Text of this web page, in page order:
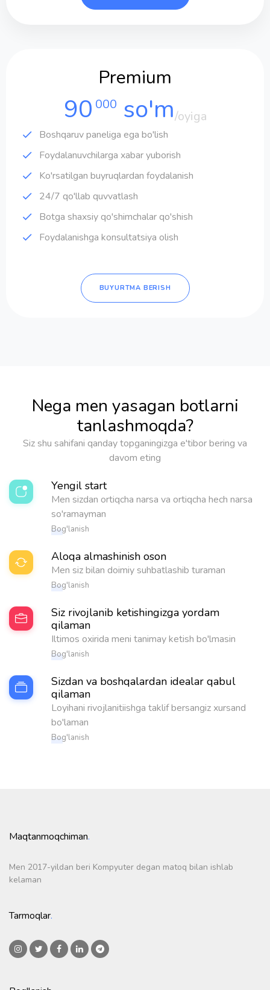
Premium
90 000 so'm/oyiga
Boshqaruv paneliga ega bo'lish
Foydalanuvchilarga xabar yuborish
Ko'rsatilgan buyruqlardan foydalanish
24/7 qo'llab quvvatlash
Botga shaxsiy qo'shimchalar qo'shish
Foydalanishga konsultatsiya olish
BUYURTMA BERISH
Nega men yasagan botlarni
tanlashmoqda?
Siz shu sahifani qanday topganingizga e'tibor bering va
davom eting
Yengil start
Men sizdan ortiqcha narsa va ortiqcha hech narsa
so'ramayman
Bog'lanish
Aloqa almashinish oson
Men siz bilan doimiy suhbatlashib turaman
Bog'lanish
Siz rivojlanib ketishingizga yordam
qilaman
Iltimos oxirida meni tanimay ketish bo'lmasin
Bog'lanish
Sizdan va boshqalardan idealar qabul
qilaman
Loyihani rivojlanitiishga taklif bersangiz xursand
bo'laman
Bog'lanish
Maqtanmoqchiman.
Men 2017-yildan beri Kompyuter degan matoq bilan ishlab
kelaman
Tarmoqlar.